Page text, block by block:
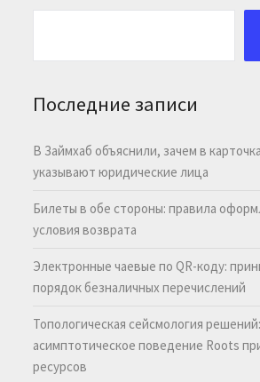
Последние записи
В Займхаб объяснили, зачем в
указывают юридические лица
Билеты в обе стороны: правила
условия возврата
Электронные чаевые по QR-коду:
порядок безналичных перечислений
Топологическая сейсмология решений:
асимптотическое поведение Roots
ресурсов